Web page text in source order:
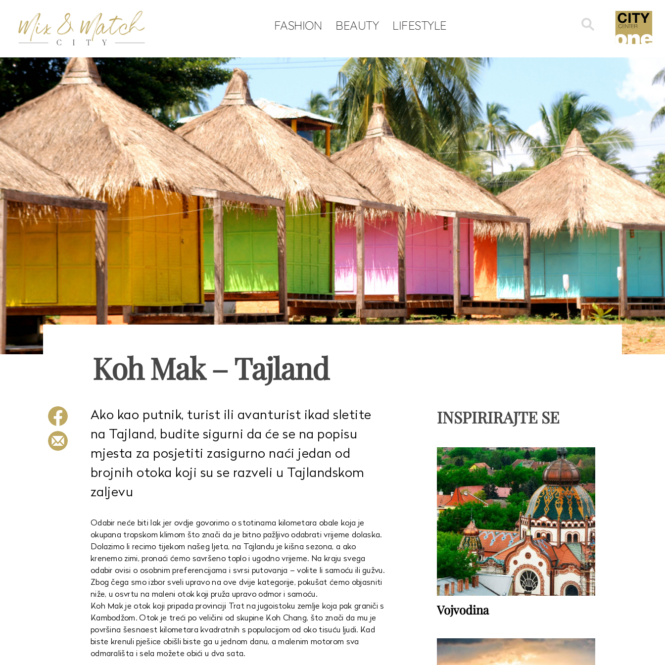
Search
for:
FASHION BEAUTY LIFESTYLE
Koh Mak – Tajland
Ako kao putnik, turist ili avanturist ikad sletite
na Tajland, budite sigurni da će se na popisu
mjesta za posjetiti zasigurno naći jedan od
brojnih otoka koji su se razveli u Tajlandskom
zaljevu
Odabir neće biti lak jer ovdje govorimo o stotinama kilometara obale koja je
okupana tropskom klimom što znači da je bitno pažljivo odabrati vrijeme dolaska.
Dolazimo li recimo tijekom našeg ljeta, na Tajlandu je kišna sezona, a ako
krenemo zimi, pronaći ćemo savršeno toplo i ugodno vrijeme. Na kraju svega
odabir ovisi o osobnim preferencijama i svrsi putovanja – volite li samoću ili gužvu.
Zbog čega smo izbor sveli upravo na ove dvije kategorije, pokušat ćemo objasniti
niže, u osvrtu na maleni otok koji pruža upravo odmor i samoću.
Koh Mak je otok koji pripada provinciji Trat na jugoistoku zemlje koja pak graniči s
Kambodžom. Otok je treći po veličini od skupine Koh Chang, što znači da mu je
površina šesnaest kilometara kvadratnih s populacijom od oko tisuću ljudi. Kad
biste krenuli pješice obišli biste ga u jednom danu, a malenim motorom sva
odmarališta i sela možete obići u dva sata.
INSPIRIRAJTE SE
Vojvodina